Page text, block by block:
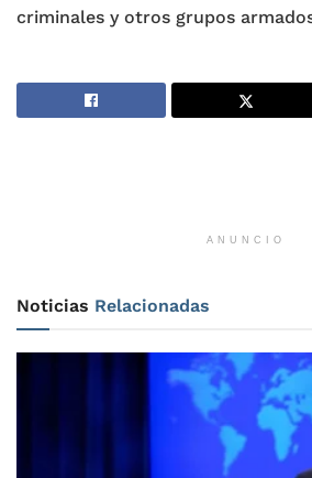
criminales y otros grupos
ANUNCIO
Noticias Relacionadas